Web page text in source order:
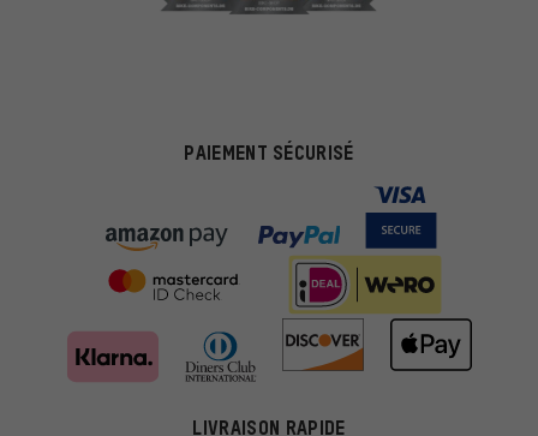
PAIEMENT SÉCURISÉ
LIVRAISON RAPIDE